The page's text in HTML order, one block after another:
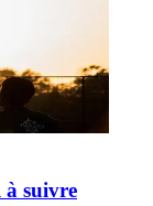
à suivre